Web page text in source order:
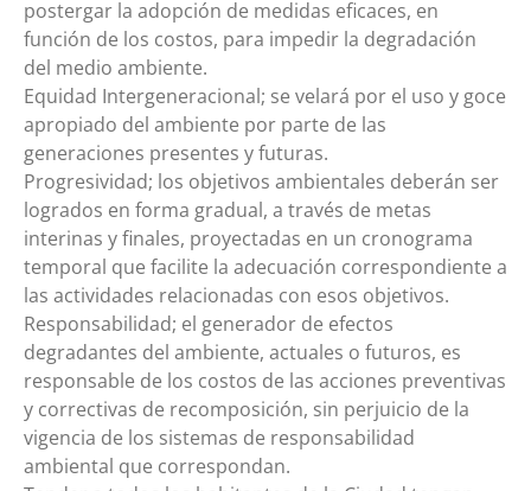
postergar la adopción de medidas eficaces, en
función de los costos, para impedir la degradación
del medio ambiente.
Equidad Intergeneracional; se velará por el uso y goce
apropiado del ambiente por parte de las
generaciones presentes y futuras.
Progresividad; los objetivos ambientales deberán ser
logrados en forma gradual, a través de metas
interinas y finales, proyectadas en un cronograma
temporal que facilite la adecuación correspondiente a
las actividades relacionadas con esos objetivos.
Responsabilidad; el generador de efectos
degradantes del ambiente, actuales o futuros, es
responsable de los costos de las acciones preventivas
y correctivas de recomposición, sin perjuicio de la
vigencia de los sistemas de responsabilidad
ambiental que correspondan.